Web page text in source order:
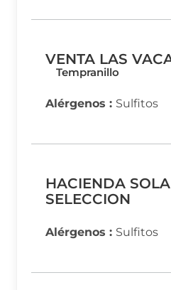
VENTA LAS
Tempranillo
Alérgenos : Sulfitos
HACIENDA
SELECCION
Alérgenos : Sulfitos